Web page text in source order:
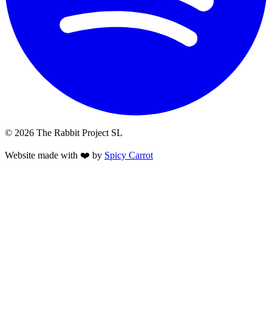
© 2026 The Rabbit Project SL
Website made with ❤️ by Spicy Carrot